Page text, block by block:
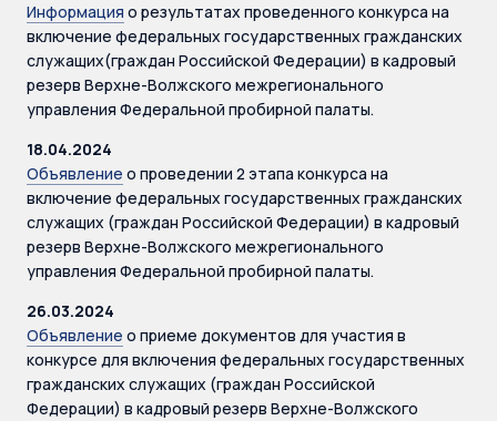
Информация о результатах проведенного конкурса на
включение федеральных государственных гражданских
служащих(граждан Российской Федерации) в кадровый
резерв Верхне-Волжского межрегионального
управления Федеральной пробирной палаты.
18.04.2024
Объявление о проведении 2 этапа конкурса на
включение федеральных государственных гражданских
служащих (граждан Российской Федерации) в кадровый
резерв Верхне-Волжского межрегионального
управления Федеральной пробирной палаты.
26.03.2024
Объявление о приеме документов для участия в
конкурсе для включения федеральных государственных
гражданских служащих (граждан Российской
Федерации) в кадровый резерв Верхне-Волжского